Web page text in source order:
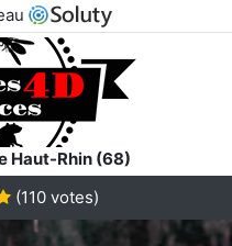
Haut-Rhin (68)
(110 votes)